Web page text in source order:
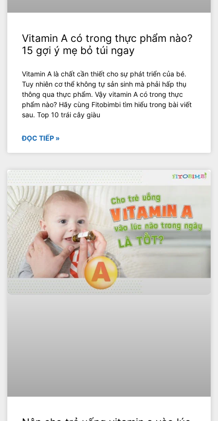
Vitamin A có trong thực phẩm nào?
15 gợi ý mẹ bỏ túi ngay
Vitamin A là chất cần thiết cho sự phát triển của bé.
Tuy nhiên cơ thể không tự sản sinh mà phải hấp thụ
thông qua thực phẩm. Vậy vitamin A có trong thực
phẩm nào? Hãy cùng Fitobimbi tìm hiểu trong bài viết
sau. Top 10 trái cây giàu
ĐỌC TIẾP »